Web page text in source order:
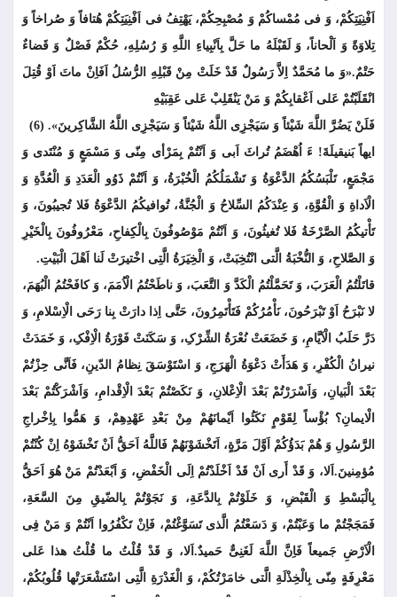
اَفْنِیَتِکُمْ، وَ فی مُمْساکُمْ وَ مُصْبِحِکُمْ، یَهْتِفُ فی اَفْنِیَتِکُمْ هُتافاً وَ صُراخاً وَ
تِلاوَةً وَ اَلْحاناً، وَ لَقَبْلَهُ ما حَلَّ بِاَنْبِیاءِ اللَّهِ وَ رُسُلِهِ، حُکْمٌ فَصْلٌ وَ قَضاءٌ
حَتْمٌ.«وَ ما مُحَمَّدٌ اِلاَّ رَسُولٌ قَدْ خَلَتْ مِنْ قَبْلِهِ الرُّسُلُ اَفَاِنْ ماتَ اَوْ قُتِلَ
انْقَلَبْتُمْ عَلى اَعْقابِکُمْ وَ مَنْ یَنْقَلِبْ عَلى عَقِبَیْهِ
فَلَنْ یَضُرَّ اللَّهَ شَیْئاً وَ سَیَجْزِى اللَّهُ شَیْئاً وَ سَیَجْزِى اللَّهُ الشَّاکِرینَ». (6)
ایهاً بَنی‏قیلَةَ! ءَ اُهْضَمُ تُراثَ اَبی وَ اَنْتُمْ بِمَرْأى مِنّی وَ مَسْمَعٍ وَ مُنْتَدى وَ
مَجْمَعٍ، تَلْبَسُکُمُ الدَّعْوَةُ وَ تَشْمَلُکُمُ الْخُبْرَةُ، وَ اَنْتُمْ ذَوُو الْعَدَدِ وَ الْعُدَّةِ وَ
الْاَداةِ وَ الْقُوَّةِ، وَ عِنْدَکُمُ السِّلاحُ وَ الْجُنَّةُ، تُوافیکُمُ الدَّعْوَةُ فَلا تُجیبُونَ، وَ
تَأْتیکُمُ الصَّرْخَةُ فَلا تُغیثُونَ، وَ اَنْتُمْ مَوْصُوفُونَ بِالْکِفاحِ، مَعْرُوفُونَ بِالْخَیْرِ
وَ الصَّلاحِ، وَ النُّخْبَةُ الَّتی انْتُخِبَتْ، وَ الْخِیَرَةُ الَّتِی اخْتیرَتْ لَنا اَهْلَ الْبَیْتِ.
قاتَلْتُمُ الْعَرَبَ، وَ تَحَمَّلْتُمُ الْکَدَّ وَ التَّعَبَ، وَ ناطَحْتُمُ الْاُمَمَ، وَ کافَحْتُمُ الْبُهَمَ،
لا نَبْرَحُ اَوْ تَبْرَحُونَ، نَأْمُرُکُمْ فَتَأْتَمِرُونَ، حَتَّى اِذا دارَتْ بِنا رَحَى الْاِسْلامِ، وَ
دَرَّ حَلَبُ الْاَیَّامِ، وَ خَضَعَتْ نُعْرَةُ الشِّرْکِ، وَ سَکَنَتْ فَوْرَةُ الْاِفْکِ، وَ خَمَدَتْ
نیرانُ الْکُفْرِ، وَ هَدَأَتْ دَعْوَةُ الْهَرَجِ، وَ اسْتَوْسَقَ نِظامُ الدّینِ، فَاَنَّى حِزْتُمْ
بَعْدَ الْبَیانِ، وَاَسْرَرْتُمْ بَعْدَ الْاِعْلانِ، وَ نَکَصْتُمْ بَعْدَ الْاِقْدامِ، وَاَشْرَکْتُمْ بَعْدَ
الْایمانِ؟ بُؤْساً لِقَوْمٍ نَکَثُوا اَیْمانَهُمْ مِنْ بَعْدِ عَهْدِهِمْ، وَ هَمُّوا بِاِخْراجِ
الرَّسُولِ وَ هُمْ بَدَؤُکُمْ اَوَّلَ مَرَّةٍ، اَتَخْشَوْنَهُمْ فَاللَّهُ اَحَقُّ اَنْ تَخْشَوْهُ اِنْ کُنْتُمْ
مُؤمِنینَ.اَلا، وَ قَدْ أَرى اَنْ قَدْ اَخْلَدْتُمْ اِلَى الْخَفْضِ، وَ اَبْعَدْتُمْ مَنْ هُوَ اَحَقُّ
بِالْبَسْطِ وَ الْقَبْضِ، وَ خَلَوْتُمْ بِالدَّعَةِ، وَ نَجَوْتُمْ بِالضّیقِ مِنَ السَّعَةِ،
فَمَجَجْتُمْ ما وَعَبْتُمْ، وَ دَسَعْتُمُ الَّذى تَسَوَّغْتُمْ، فَاِنْ تَکْفُرُوا اَنْتُمْ وَ مَنْ فِی
الْاَرْضِ جَمیعاً فَاِنَّ اللَّهَ لَغَنِیٌّ حَمیدٌ.اَلا، وَ قَدْ قُلْتُ ما قُلْتُ هذا عَلى
مَعْرِفَةٍ مِنّی بِالْخِذْلَةِ الَّتی خامَرْتُکُمْ، وَ الْغَدْرَةِ الَّتِی اسْتَشْعَرَتْها قُلُوبُکُمْ،